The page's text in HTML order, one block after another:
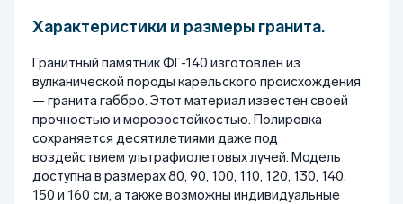
Характеристики и размеры гранита.
Гранитный памятник ФГ-140 изготовлен из
вулканической породы карельского происхождения
— гранита габбро. Этот материал известен своей
прочностью и морозостойкостью. Полировка
сохраняется десятилетиями даже под
воздействием ультрафиолетовых лучей. Модель
доступна в размерах 80, 90, 100, 110, 120, 130, 140,
150 и 160 см, а также возможны индивидуальные